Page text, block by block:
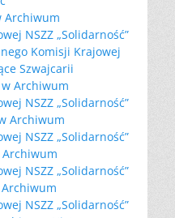
Archiwum
NSZZ „Solidarność”
Komisji Krajowej
Szwajcarii
Archiwum
NSZZ „Solidarność”
Archiwum
NSZZ „Solidarność”
Archiwum
NSZZ „Solidarność”
NSZZ „Solidarność”